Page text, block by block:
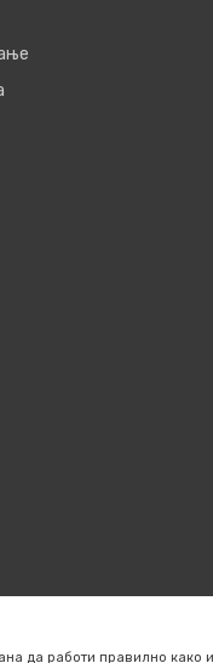
да работи правилно како и